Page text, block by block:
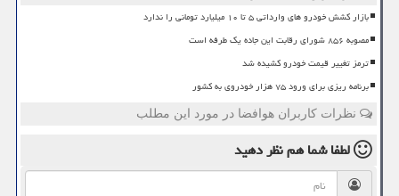
بازار کشش خودرو های وارداتی ۵ تا ۱۰ میلیارد تومانی را ندارد
مصوبه ۸۵۶ شورای رقابت این جاده یک طرفه است
ترمز تغییر قیمت خودرو کشیده شد
برنامه ریزی برای ورود ۷۵ هزار خودروی به کشور
نظرات کاربران هوافضا در مورد این مطلب
لطفا شما همنظر دهید